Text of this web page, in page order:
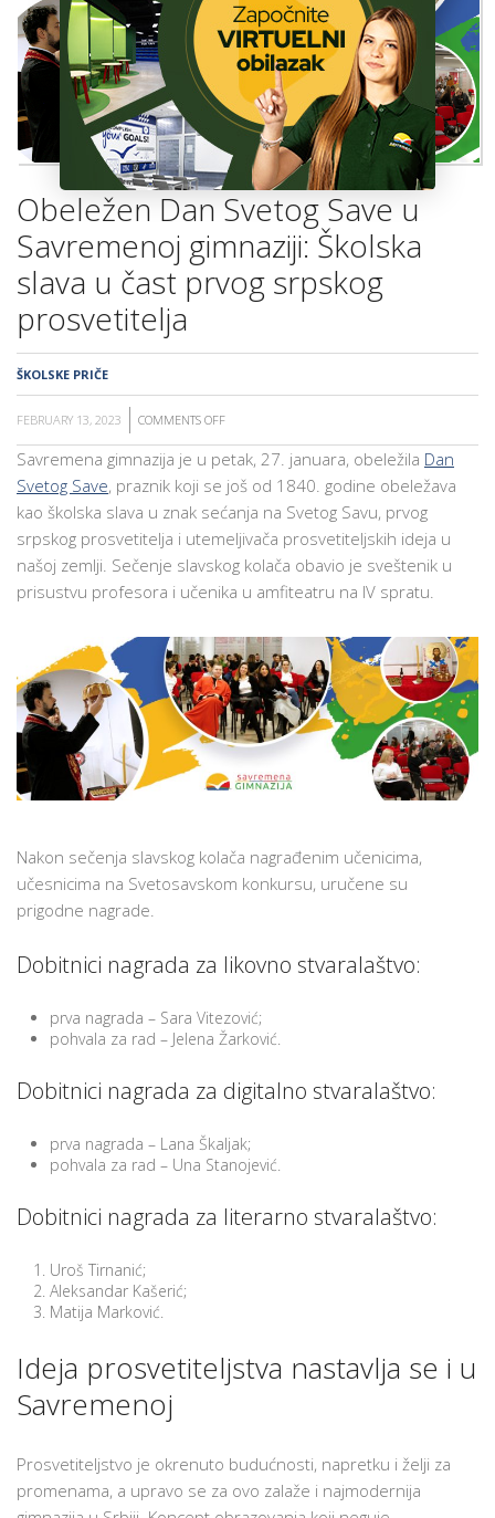
ŠKOLA
Obeležen Dan Svetog Save u
Savremenoj gimnaziji: Školska
slava u čast prvog srpskog
prosvetitelja
ŠKOLSKE PRIČE
FEBRUARY 13, 2023 COMMENTS OFF
OBELEŽEN
SVETOG
SAVE
SAVREMENOJ
SLAVA
U
ČAST
PRVOG
PROSVETITELJA
Savremena gimnazija je u petak, 27. januara, obeležila Dan
Svetog Save, praznik koji se još od 1840. godine obeležava
kao školska slava u znak sećanja na Svetog Savu, prvog
srpskog prosvetitelja i utemeljivača prosvetiteljskih ideja u
našoj zemlji. Sečenje slavskog kolača obavio je sveštenik u
prisustvu profesora i učenika u amfiteatru na IV spratu.
Nakon sečenja slavskog kolača nagrađenim učenicima,
učesnicima na Svetosavskom konkursu, uručene su
prigodne nagrade.
Dobitnici nagrada za likovno stvaralaštvo:
prva nagrada – Sara Vitezović;
pohvala za rad – Jelena Žarković.
Dobitnici nagrada za digitalno stvaralaštvo:
prva nagrada – Lana Škaljak;
pohvala za rad – Una Stanojević.
Dobitnici nagrada za literarno stvaralaštvo:
Uroš Tirnanić;
Aleksandar Kašerić;
Matija Marković.
Ideja prosvetiteljstva nastavlja se i u
Savremenoj
Prosvetiteljstvo je okrenuto budućnosti, napretku i želji za
promenama, a upravo se za ovo zalaže i najmodernija